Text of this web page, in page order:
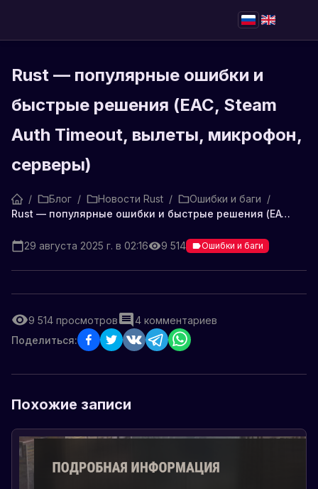
Rust — популярные ошибки и
быстрые решения (EAC, Steam
Auth Timeout, вылеты, микрофон,
серверы)
/ Блог / Новости Rust / Ошибки и баги /
Rust — популярные ошибки и быстрые решения (EAC, Steam Auth Timeout, вылеты, микрофон, серверы)
29 августа 2025 г. в 02:16 9 514 Ошибки и баги
9 514 просмотров 4 комментариев
Поделиться:
Похожие записи